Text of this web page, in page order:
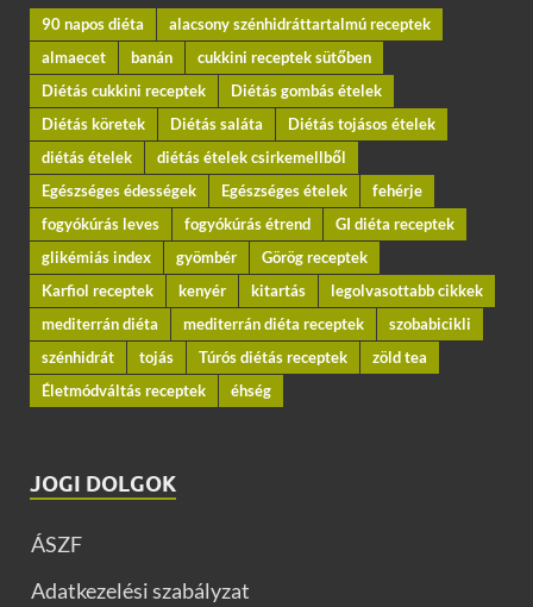
90 napos diéta
alacsony szénhidráttartalmú receptek
almaecet
banán
cukkini receptek sütőben
Diétás cukkini receptek
Diétás gombás ételek
Diétás köretek
Diétás saláta
Diétás tojásos ételek
diétás ételek
diétás ételek csirkemellből
Egészséges édességek
Egészséges ételek
fehérje
fogyókúrás leves
fogyókúrás étrend
GI diéta receptek
glikémiás index
gyömbér
Görög receptek
Karfiol receptek
kenyér kitartás
legolvasottabb cikkek
mediterrán diéta
mediterrán diéta receptek
szobabicikli
szénhidrát
tojás Túrós diétás receptek
zöld tea
Életmódváltás receptek
éhség
JOGI DOLGOK
ÁSZF
Adatkezelési szabályzat